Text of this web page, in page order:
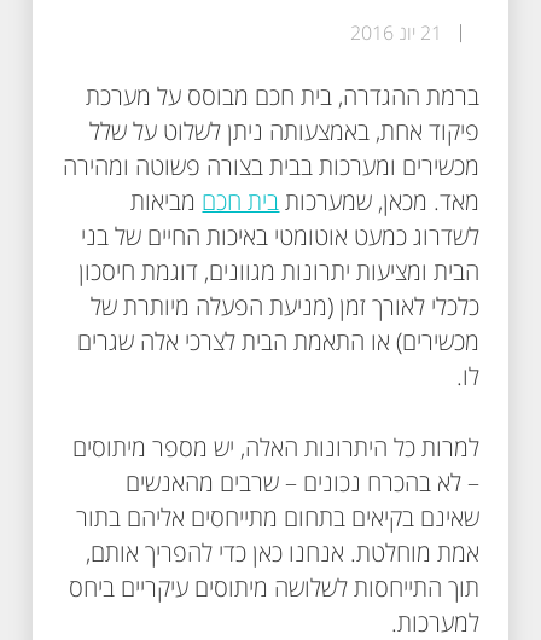
21 יונ 2016
ברמת ההגדרה, בית חכם מבוסס על מערכת
פיקוד אחת, באמצעותה ניתן לשלוט על שלל
מכשירים ומערכות בבית בצורה פשוטה ומהירה
מאד. מכאן, שמערכותבית חכם מביאות
לשדרוג כמעט אוטומטי באיכות החיים של בני
הבית ומציעות יתרונות מגוונים, דוגמת חיסכון
כלכלי לאורך זמן (מניעת הפעלה מיותרת של
מכשירים) או התאמת הבית לצרכי אלה שגרים
לו.
למרות כל היתרונות האלה, יש מספר מיתוסים
– לא בהכרח נכונים – שרבים מהאנשים
שאינם בקיאים בתחום מתייחסים אליהם בתור
אמת מוחלטת. אנחנו כאן כדי להפריך אותם,
תוך התייחסות לשלושה מיתוסים עיקריים ביחס
למערכות.